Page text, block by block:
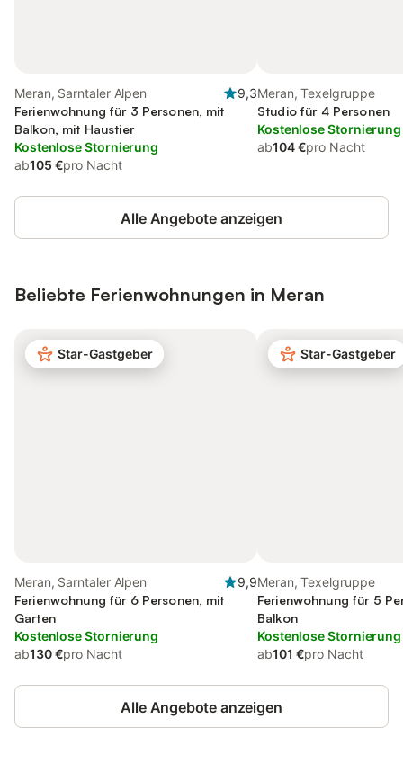
Meran, Sarntaler Alpen
9,3
Ferienwohnung für 3 Personen, mit
Balkon, mit Haustier
Kostenlose Stornierung
ab105 €pro Nacht
Meran, Texelgruppe
Studio für 4 Personen
Kostenlose Stornierung
ab104 €pro Nacht
Alle Angebote anzeigen
Beliebte Ferienwohnungen in Meran
Star-Gastgeber
Meran, Sarntaler Alpen
9,9
Ferienwohnung für 6 Personen, mit
Garten
Kostenlose Stornierung
ab130 €pro Nacht
Star-Gastgeber
Meran, Texelgruppe
Ferienwohnung für 5
Balkon
Kostenlose Stornierung
ab101 €pro Nacht
Alle Angebote anzeigen